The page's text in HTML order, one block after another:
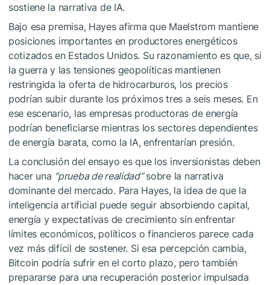
sostiene la narrativa de IA.
Bajo esa premisa, Hayes afirma que Maelstrom mantiene
posiciones importantes en productores energéticos
cotizados en Estados Unidos. Su razonamiento es que, si
la guerra y las tensiones geopolíticas mantienen
restringida la oferta de hidrocarburos, los precios
podrían subir durante los próximos tres a seis meses. En
ese escenario, las empresas productoras de energía
podrían beneficiarse mientras los sectores dependientes
de energía barata, como la IA, enfrentarían presión.
La conclusión del ensayo es que los inversionistas deben
hacer una “prueba de realidad”sobre la narrativa
dominante del mercado. Para Hayes, la idea de que la
inteligencia artificial puede seguir absorbiendo capital,
energía y expectativas de crecimiento sin enfrentar
límites económicos, políticos o financieros parece cada
vez más difícil de sostener. Si esa percepción cambia,
Bitcoin podría sufrir en el corto plazo, pero también
prepararse para una recuperación posterior impulsada